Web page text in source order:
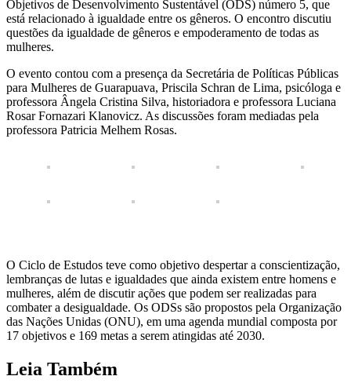
Objetivos de Desenvolvimento Sustentável (ODS) número 5, que
está relacionado à igualdade entre os gêneros. O encontro discutiu
questões da igualdade de gêneros e empoderamento de todas as
mulheres.
O evento contou com a presença da Secretária de Políticas Públicas
para Mulheres de Guarapuava, Priscila Schran de Lima, psicóloga e
professora Ângela Cristina Silva, historiadora e professora Luciana
Rosar Fornazari Klanovicz. As discussões foram mediadas pela
professora Patricia Melhem Rosas.
O Ciclo de Estudos teve como objetivo despertar a conscientização,
lembranças de lutas e igualdades que ainda existem entre homens e
mulheres, além de discutir ações que podem ser realizadas para
combater a desigualdade. Os ODSs são propostos pela Organização
das Nações Unidas (ONU), em uma agenda mundial composta por
17 objetivos e 169 metas a serem atingidas até 2030.
Leia Também